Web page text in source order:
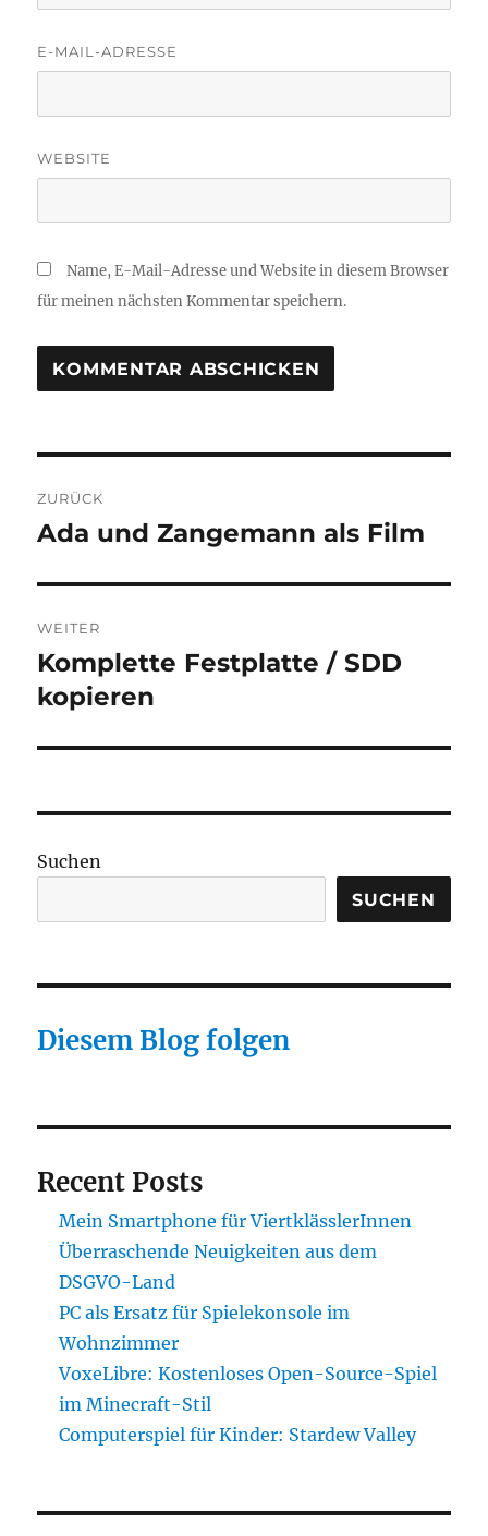
E-MAIL-ADRESSE
WEBSITE
Name, E-Mail-Adresse und Website in diesem Browser
für meinen nächsten Kommentar speichern.
ZURÜCK
Vorheriger
Ada und Zangemann als Film
WEITER
Nächster
Beitrag:
Komplette Festplatte / SDD
kopieren
Suchen
SUCHEN
Diesem Blog folgen
Recent Posts
Mein Smartphone für ViertklässlerInnen
Überraschende Neuigkeiten aus dem
DSGVO-Land
PC als Ersatz für Spielekonsole im
Wohnzimmer
VoxeLibre: Kostenloses Open-Source-Spiel
im Minecraft-Stil
Computerspiel für Kinder: Stardew Valley